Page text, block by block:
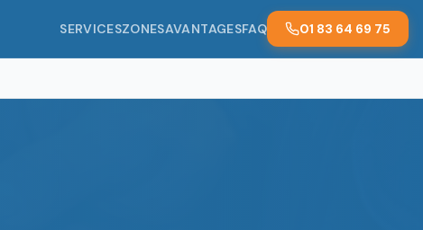
SERVICESZONESAVANTAGESFAQ 01 83 64 69 75